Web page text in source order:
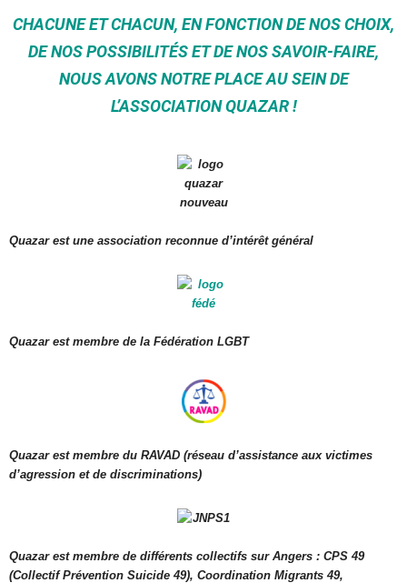
CHACUNE ET CHACUN, EN FONCTION DE NOS CHOIX,
DE NOS POSSIBILITÉS ET DE NOS SAVOIR-FAIRE,
NOUS AVONS NOTRE PLACE AU SEIN DE
L’ASSOCIATION QUAZAR !
Quazar est une association reconnue d’intérêt général
Quazar est membre de la Fédération LGBT
Quazar est membre du RAVAD (réseau d’assistance aux victimes
d’agression et de discriminations)
Quazar est membre de différents collectifs sur Angers : CPS 49
(Collectif Prévention Suicide 49), Coordination Migrants 49,